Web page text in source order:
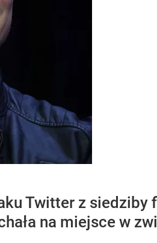
Twitter z siedziby
na miejsce w